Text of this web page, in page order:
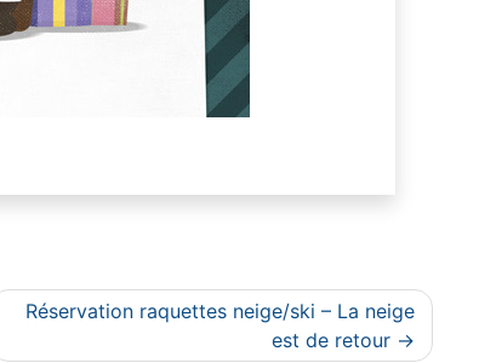
Réservation raquettes neige/ski – La neige
est de retour